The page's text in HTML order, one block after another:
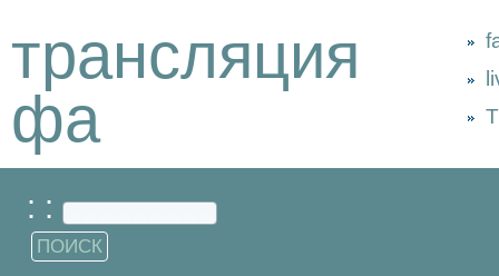
трансляция
фа
: :